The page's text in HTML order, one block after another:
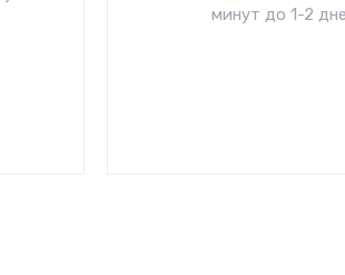
минут до 1-2